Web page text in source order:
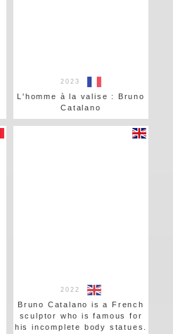
2023
L'homme à la valise : Bruno
Catalano
2022
Bruno Catalano is a French
sculptor who is famous for
his incomplete body statues.